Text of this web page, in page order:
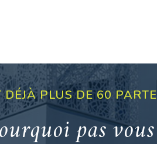
DÉJÀ PLUS DE 60
pas vous